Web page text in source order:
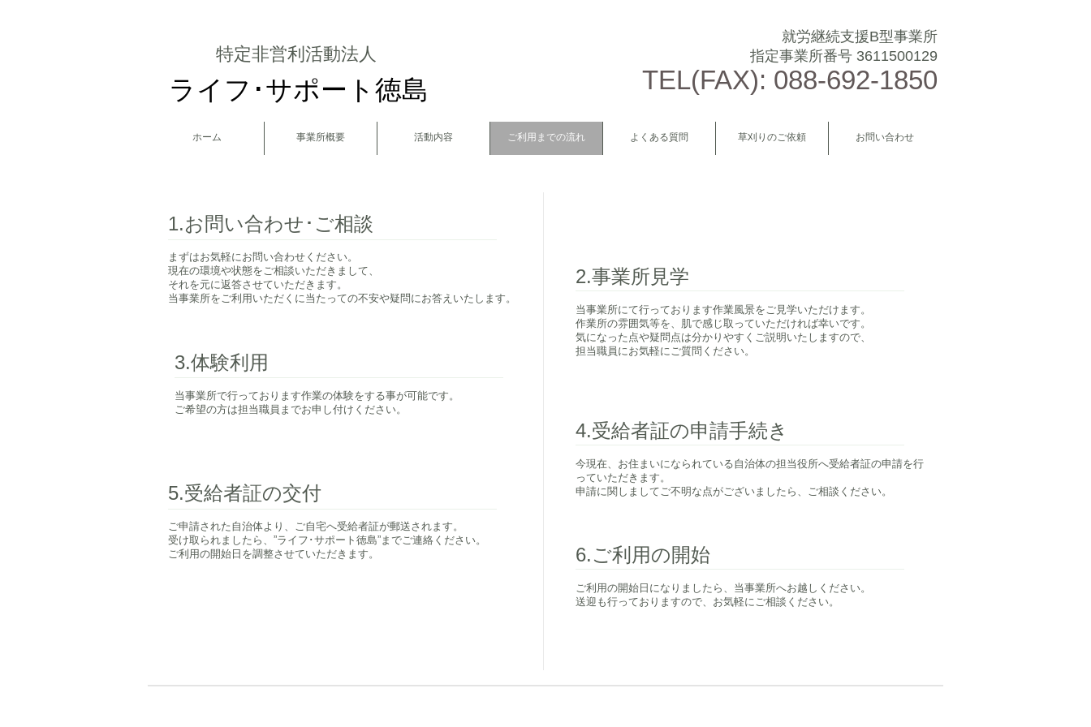
特定非営利活動法人
ライフ･サポート徳島
就労継続支援B型事業所
指定事業所番号 3611500129
TEL(FAX): 088-692-1850
ホーム 事業所概要 活動内容 ご利用までの流れ よくある質問 草刈りのご依頼 お問い合わせ
1.お問い合わせ･ご相談
まずはお気軽にお問い合わせください。
​現在の環境や状態をご相談いただきまして、
それを元に返答させていただきます。
当事業所をご利用いただくに当たっての不安や疑問にお答えいたします。
3.体験利用
当事業所で行っております作業の体験をする事が可能です。
​ご希望の方は担当職員までお申し付けください。
5.受給者証の交付
​ご申請された自治体より、ご自宅へ受給者証が郵送されます。
受け取られましたら、”ライフ･サポート徳島”までご連絡ください。
​ご利用の開始日を調整させていただきます。
2.事業所見学
当事業所にて行っております作業風景をご見学いただけます。
​作業所の雰囲気等を、肌で感じ取っていただければ幸いです。
気になった点や疑問点は分かりやすくご説明いたしますので、
担当職員にお気軽にご質問ください。
4.受給者証の申請手続き
今現在、お住まいになられている自治体の担当役所へ受給者証の申請を行
っていただきます。
​申請に関しましてご不明な点がございましたら、ご相談ください。
6.ご利用の開始
ご利用の開始日になりましたら、当事業所へお越しください。
​送迎も行っておりますので、お気軽にご相談ください。